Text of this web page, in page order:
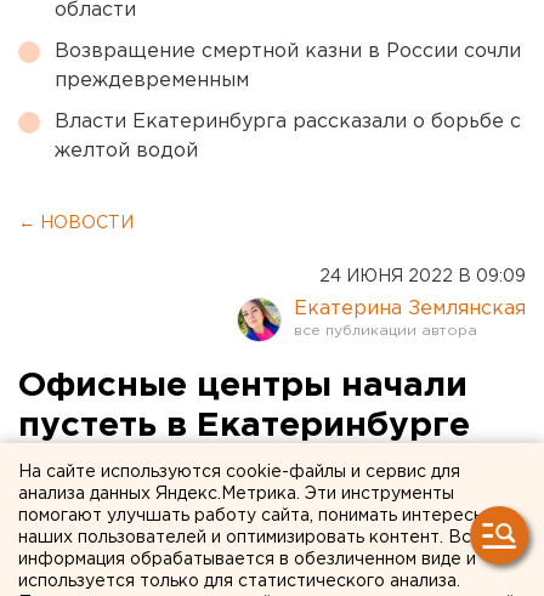
области
Возвращение смертной казни в России сочли
преждевременным
Власти Екатеринбурга рассказали о борьбе с
желтой водой
← НОВОСТИ
24 ИЮНЯ 2022 В 09:09
Екатерина Землянская
Офисные центры начали
пустеть в Екатеринбурге
На сайте используются cookie-файлы и сервис для
анализа данных Яндекс.Метрика. Эти инструменты
помогают улучшать работу сайта, понимать интересы
наших пользователей и оптимизировать контент. Вся
информация обрабатывается в обезличенном виде и
используется только для статистического анализа.